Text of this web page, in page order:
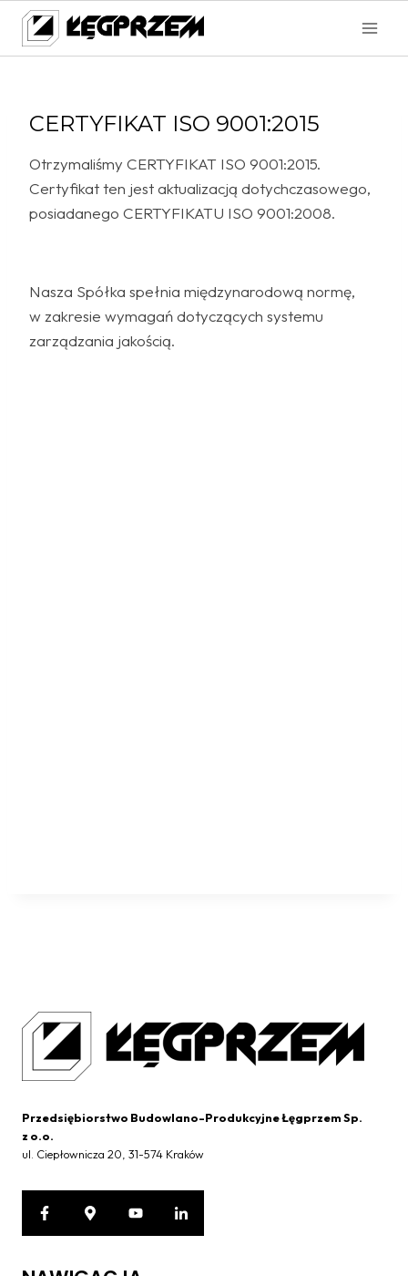
Przejdź
treści
CERTYFIKAT ISO 9001:2015
Otrzymaliśmy CERTYFIKAT ISO 9001:2015.
Certyfikat ten jest aktualizacją dotychczasowego,
posiadanego CERTYFIKATU ISO 9001:2008.
Nasza Spółka spełnia międzynarodową normę,
w zakresie wymagań dotyczących systemu
zarządzania jakością.
Przedsiębiorstwo Budowlano-Produkcyjne Łęgprzem Sp.
z o.o.
ul. Ciepłownicza 20, 31-574 Kraków